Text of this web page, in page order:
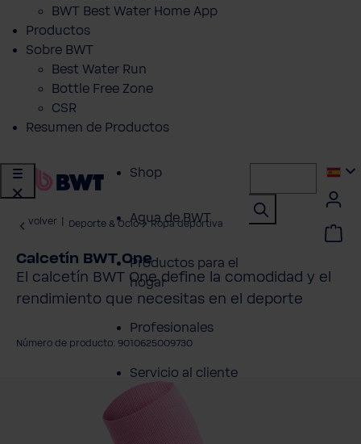
BWT Best Water Home App
Productos
Sobre BWT
Best Water Run
Bottle Free Zone
CSR
Resumen de Productos
Shop
Agua de BWT
Productos para el
hogar
Profesionales
Servicio al cliente
volver Deporte & Ocio Ropa deportiva
Calcetín BWT One
El calcetín BWT One define la comodidad y el
rendimiento que necesitas en el deporte
Número de producto: 9010625009730
galería de imágenes